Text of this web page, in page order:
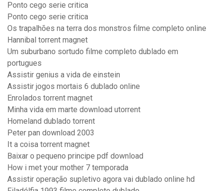
Ponto cego serie critica
Ponto cego serie critica
Os trapalhões na terra dos monstros filme completo online
Hannibal torrent magnet
Um suburbano sortudo filme completo dublado em
portugues
Assistir genius a vida de einstein
Assistir jogos mortais 6 dublado online
Enrolados torrent magnet
Minha vida em marte download utorrent
Homeland dublado torrent
Peter pan download 2003
It a coisa torrent magnet
Baixar o pequeno principe pdf download
How i met your mother 7 temporada
Assistir operação supletivo agora vai dublado online hd